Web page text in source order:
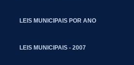
LEIS MUNICIPAIS POR ANO
LEIS MUNICIPAIS - 2007